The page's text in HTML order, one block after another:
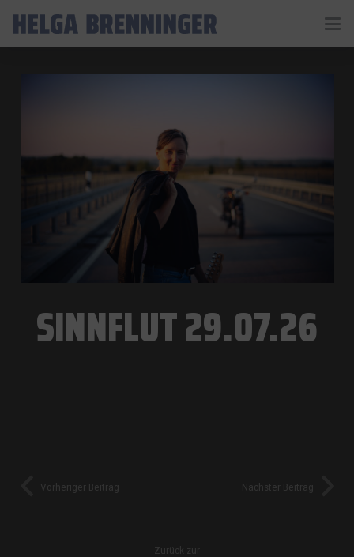
SINNFLUT 29.07.26
Vorheriger Beitrag Nächster Beitrag
Zurück zur